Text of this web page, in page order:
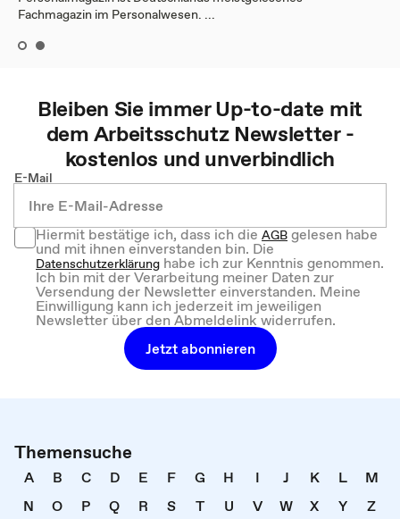
Fachmagazin im Personalwesen. ...
Bleiben Sie immer Up-to-date mit
demArbeitsschutz Newsletter -
kostenlos und unverbindlich
E-Mail
Hiermit bestätige ich, dass ich dieAGBgelesen habe
und mit ihnen einverstanden bin. Die
Datenschutzerklärung habe ich zur Kenntnis genommen.
Ich bin mit der Verarbeitung meiner Daten zur
Versendung der Newsletter einverstanden. Meine
Einwilligung kann ich jederzeit im jeweiligen
Newsletter über den Abmeldelink widerrufen.
Jetzt abonnieren
Themensuche
A B C D E F G H I J K L
M
N
O P Q R S T U V W X Y
Z